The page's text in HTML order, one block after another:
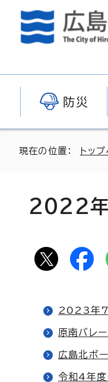
防災
現在の位置： トッ
2022
2023年7
原南バレ
広島北ボ
令和4年